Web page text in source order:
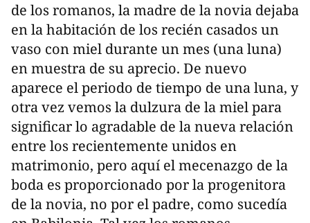
de los romanos, la madre de la novia dejaba
en la habitación de los recién casados un
vaso con miel durante un mes (una luna)
en muestra de su aprecio. De nuevo
aparece el periodo de tiempo de una luna, y
otra vez vemos la dulzura de la miel para
significar lo agradable de la nueva relación
entre los recientemente unidos en
matrimonio, pero aquí el mecenazgo de la
boda es proporcionado por la progenitora
de la novia, no por el padre, como sucedía